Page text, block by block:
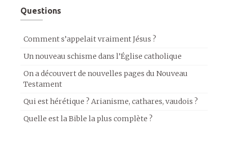
Questions
Comment s’appelait vraiment Jésus ?
Un nouveau schisme dans l’Église catholique
On a découvert de nouvelles pages du Nouveau
Testament
Qui est hérétique ? Arianisme, cathares, vaudois ?
Quelle est la Bible la plus complète ?